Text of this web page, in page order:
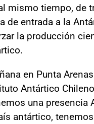
mismo tiempo, de
de entrada a la
la producción
en Punta Arenas
Antártico
una presencia
antártico,